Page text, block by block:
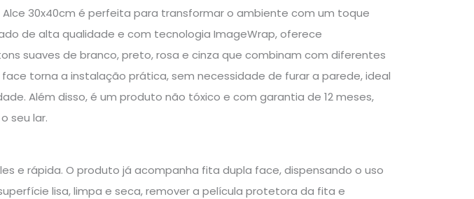
Alce 30x40cm é perfeita para transformar o ambiente com um toque
de alta qualidade e com tecnologia ImageWrap, oferece
suaves de branco, preto, rosa e cinza que combinam com diferentes
torna a instalação prática, sem necessidade de furar a parede, ideal
Além disso, é um produto não tóxico e com garantia de 12 meses,
seu lar.
e rápida. O produto já acompanha fita dupla face, dispensando o uso
lisa, limpa e seca, remover a película protetora da fita e